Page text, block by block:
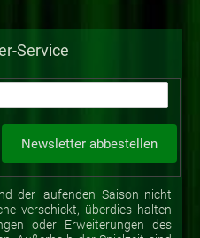
Service
der laufenden Saison nicht
verschickt, überdies halten
oder Erweiterungen des